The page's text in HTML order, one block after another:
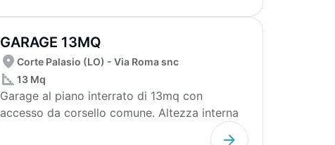
GARAGE 13MQ
Corte Palasio (LO) - Via Roma snc
13 Mq
Garage al piano interrato di 13mq con
accesso da corsello comune. Altezza interna